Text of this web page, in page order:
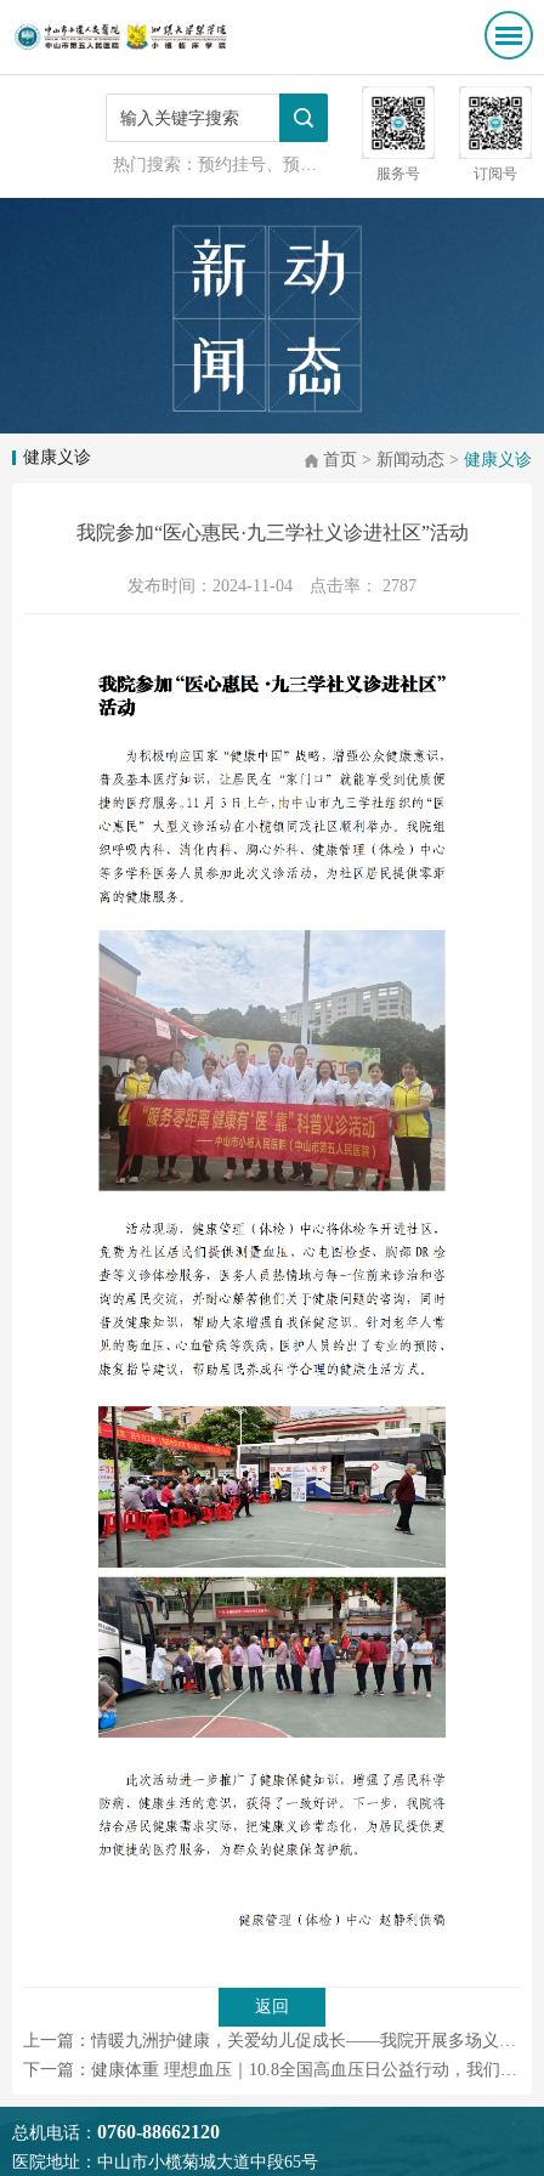
热门搜索：预约挂号、预防接种 服务号 订阅号
首页 > 新闻动态 > 健康义诊
健康义诊
我院参加“医心惠民·九三学社义诊进社区”活动
发布时间：2024-11-04 点击率： 2787
返回
总机电话： 0760-88662120
医院地址：中山市小榄菊城大道中段65号